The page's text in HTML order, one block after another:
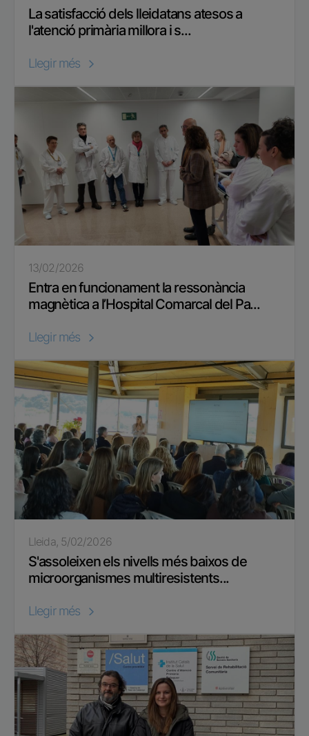
La satisfacció dels lleidatans atesos a
l'atenció primària millora i s...
Llegir més
13/02/2026
Entra en funcionament la ressonància
magnètica a l’Hospital Comarcal del Pa...
Llegir més
Lleida, 5/02/2026
S'assoleixen els nivells més baixos de
microorganismes multiresistents...
Llegir més